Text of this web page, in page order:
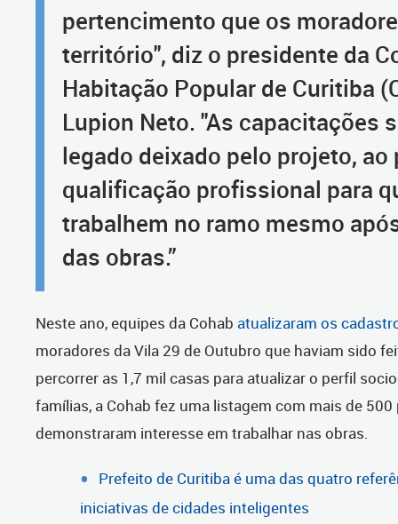
pertencimento que os
território", diz o presidente da
Habitação Popular de Curitiba
Lupion Neto. "As capacitações
legado deixado pelo projeto,
qualificação profissional para
trabalhem no ramo mesmo
das obras.”
Neste ano, equipes da Cohab atualizaram os
moradores da Vila 29 de Outubro que haviam sido
percorrer as 1,7 mil casas para atualizar o perfil
famílias, a Cohab fez uma listagem com mais de
demonstraram interesse em trabalhar nas obras.
Prefeito de Curitiba é uma das quatro
iniciativas de cidades inteligentes